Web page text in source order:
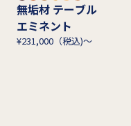
無垢材 テーブル
エミネント
¥231,000（税込)～